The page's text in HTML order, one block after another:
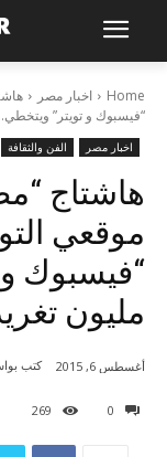
Home اخبار مصر
“فيسبوك و تويتر”
اخبار مصر الفن والثقافة
هاشتاج
موقعي
“فيسبوك
مليون
0
269
أغسطس 6, 2015 كتب